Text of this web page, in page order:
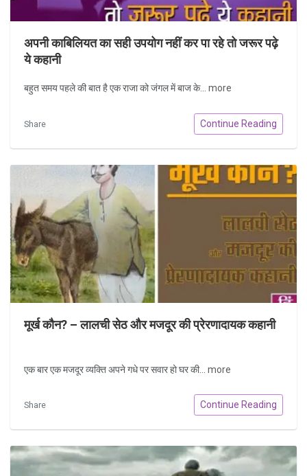
अपनी काबिलियत का सही उपयोग नहीं कर पा रहे तो जरूर पढ़े
ये कहानी
बहुत समय पहले की बात है एक राजा को जंगल में बाज के... more
Share Continue Reading
मूर्ख कौन? – लालची सेठ और मजदूर की प्रेरणादायक कहानी
एक बार एक मजदूर व्यक्ति अपने गधे पर सवार हो घर की... more
Share Continue Reading